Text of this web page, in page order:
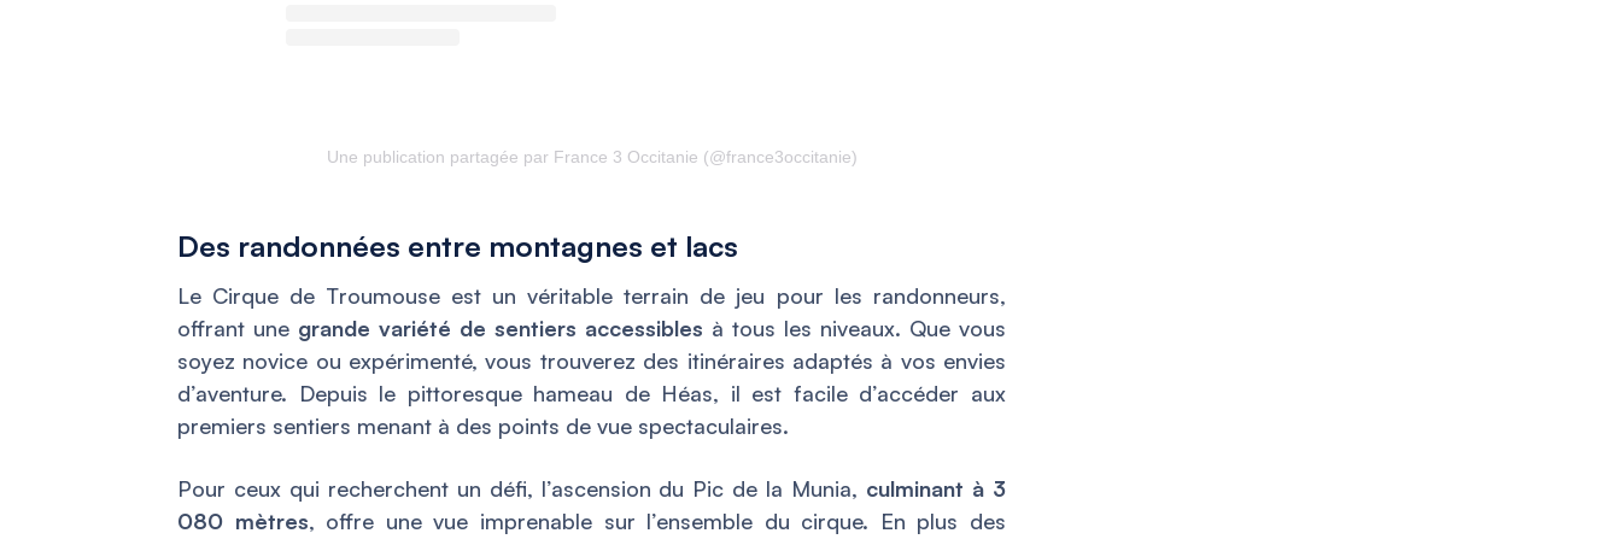
Une publication partagée par France 3 Occitanie (@france3occitanie)
Des randonnées entre montagnes et lacs
Le Cirque de Troumouse est un véritable terrain de jeu pour les randonneurs,
offrant une grande variété de sentiers accessibles à tous les niveaux. Que vous
soyez novice ou expérimenté, vous trouverez des itinéraires adaptés à vos envies
d’aventure. Depuis le pittoresque hameau de Héas, il est facile d’accéder aux
premiers sentiers menant à des points de vue spectaculaires.
Pour ceux qui recherchent un défi, l’ascension du Pic de la Munia, culminant à 3
080 mètres, offre une vue imprenable sur l’ensemble du cirque. En plus des